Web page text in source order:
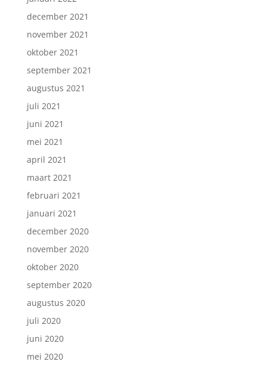
december 2021
november 2021
oktober 2021
september 2021
augustus 2021
juli 2021
juni 2021
mei 2021
april 2021
maart 2021
februari 2021
januari 2021
december 2020
november 2020
oktober 2020
september 2020
augustus 2020
juli 2020
juni 2020
mei 2020